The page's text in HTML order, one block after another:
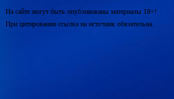
На сайте могут быть опубликованы материалы 18+!
При цитировании ссылка на источник обязательна.